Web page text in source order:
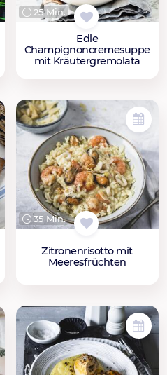
25 Min.
Edle
Champignoncremesuppe
mit Kräutergremolata
35 Min.
Zitronenrisotto mit
Meeresfrüchten